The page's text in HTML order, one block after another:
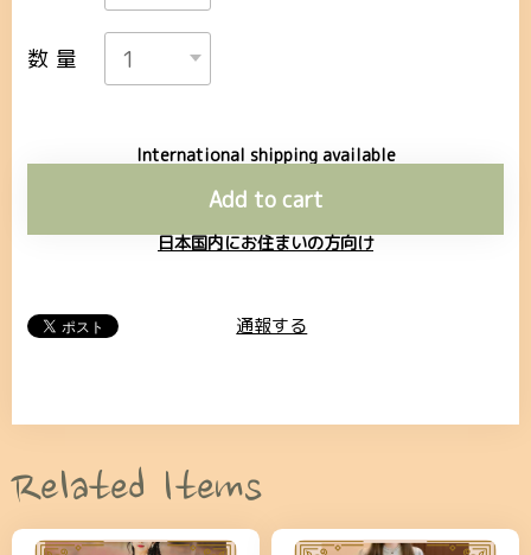
数量
International shipping available
Add to cart
日本国内にお住まいの方向け
通報する
Related Items